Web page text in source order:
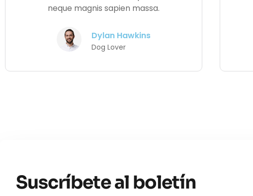
neque magnis sapien massa.
Dylan Hawkins
Dog Lover
Suscríbete al boletín